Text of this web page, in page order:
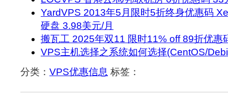
YardVPS 2013年5月限时5折终身优惠码
硬盘 3.98美元/月
搬瓦工 2025年双11 限时11% off 89折优惠
VPS主机选择之系统如何选择(CentOS/
分类： VPS优惠信息 标签：